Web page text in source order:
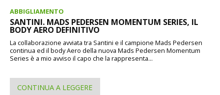
ABBIGLIAMENTO
SANTINI. MADS PEDERSEN MOMENTUM SERIES, IL
BODY AERO DEFINITIVO
La collaborazione avviata tra Santini e il campione Mads Pedersen
continua ed il body Aero della nuova Mads Pedersen Momentum
Series è a mio avviso il capo che la rappresenta...
CONTINUA A LEGGERE